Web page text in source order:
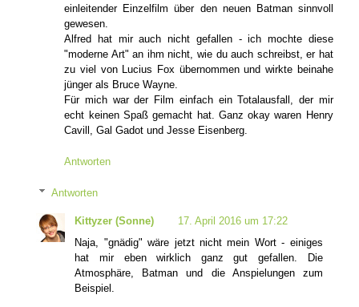
einleitender Einzelfilm über den neuen Batman sinnvoll
gewesen.
Alfred hat mir auch nicht gefallen - ich mochte diese
"moderne Art" an ihm nicht, wie du auch schreibst, er hat
zu viel von Lucius Fox übernommen und wirkte beinahe
jünger als Bruce Wayne.
Für mich war der Film einfach ein Totalausfall, der mir
echt keinen Spaß gemacht hat. Ganz okay waren Henry
Cavill, Gal Gadot und Jesse Eisenberg.
Antworten
Antworten
Kittyzer (Sonne)
17. April 2016 um 17:22
Naja, "gnädig" wäre jetzt nicht mein Wort - einiges
hat mir eben wirklich ganz gut gefallen. Die
Atmosphäre, Batman und die Anspielungen zum
Beispiel.